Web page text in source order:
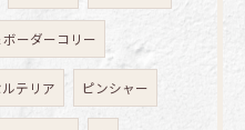
ボーダーコリー
テリア ピンシャー